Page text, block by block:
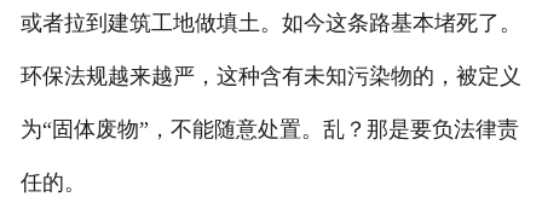
或者拉到建筑工地做填土。如今这条路基本堵死了。
环保法规越来越严，这种含有未知污染物的，被定义
为“固体废物”，不能随意处置。乱？那是要负法律责
任的。